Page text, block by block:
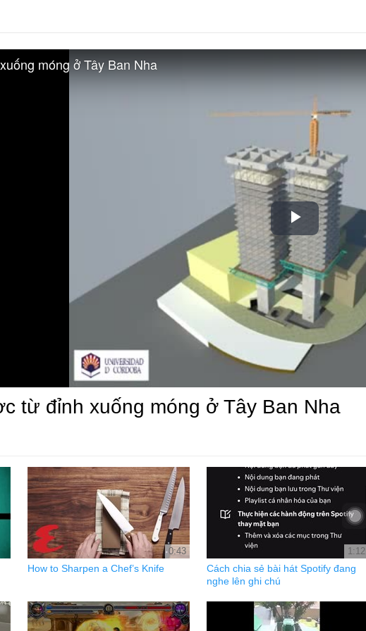
Play
Video
móng ở Tây Ban Nha
từ đỉnh xuống móng ở Tây Ban Nha
0:43
How to Sharpen a Chef’s Knife
1:12
Cách chia sẻ bài hát Spotify đang
nghe lên ghi chú